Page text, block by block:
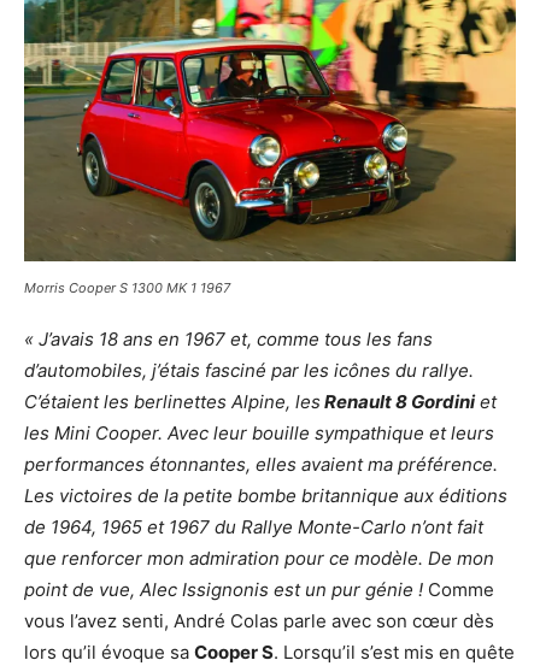
Morris Cooper S 1300 MK 1 1967
« J’avais 18 ans en 1967 et, comme tous les fans
d’automobiles, j’étais fasciné par les icônes du rallye.
C’étaient les berlinettes Alpine, les Renault 8 Gordiniet
les Mini Cooper. Avec leur bouille sympathique et leurs
performances étonnantes, elles avaient ma préférence.
Les victoires de la petite bombe britannique aux éditions
de 1964, 1965 et 1967 du Rallye Monte-Carlo n’ont fait
que renforcer mon admiration pour ce modèle. De mon
point de vue, Alec Issignonis est un pur génie ! Comme
vous l’avez senti, André Colas parle avec son cœur dès
lors qu’il évoque sa Cooper S. Lorsqu’il s’est mis en quête